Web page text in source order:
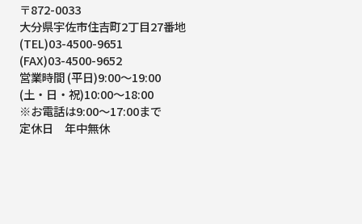
〒872-0033
大分県宇佐市住吉町2丁目27番地
(TEL)03-4500-9651
(FAX)03-4500-9652
営業時間 (平日)9:00～19:00
(土・日・祝)10:00～18:00
※お電話は9:00～17:00まで
定休日 年中無休